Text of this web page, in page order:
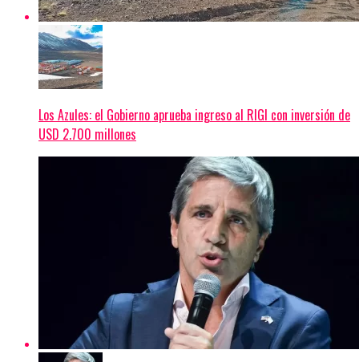
Los Azules: el Gobierno aprueba ingreso al RIGI con inversión de
USD 2.700 millones